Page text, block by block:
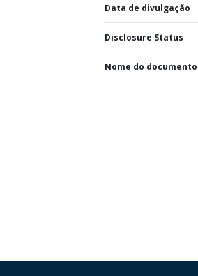
Data de divulgação
Disclosure Status
Nome do documento